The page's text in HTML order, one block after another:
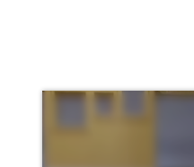
понудувач.